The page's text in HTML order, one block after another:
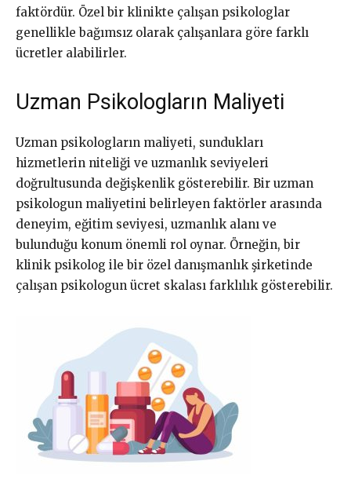
faktördür. Özel bir klinikte çalışan psikologlar
genellikle bağımsız olarak çalışanlara göre farklı
ücretler alabilirler.
Uzman Psikologların Maliyeti
Uzman psikologların maliyeti, sundukları
hizmetlerin niteliği ve uzmanlık seviyeleri
doğrultusunda değişkenlik gösterebilir. Bir uzman
psikologun maliyetini belirleyen faktörler arasında
deneyim, eğitim seviyesi, uzmanlık alanı ve
bulunduğu konum önemli rol oynar. Örneğin, bir
klinik psikolog ile bir özel danışmanlık şirketinde
çalışan psikologun ücret skalası farklılık gösterebilir.